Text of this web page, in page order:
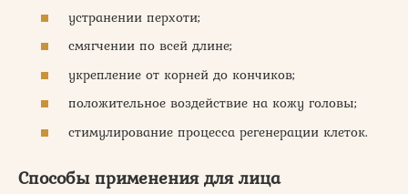
устранении перхоти;
смягчении по всей длине;
укрепление от корней до кончиков;
положительное воздействие на кожу головы;
стимулирование процесса регенерации клеток.
Способы применения для лица